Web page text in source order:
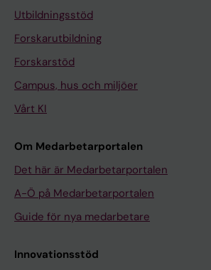
Utbildningsstöd
Forskarutbildning
Forskarstöd
Campus, hus och miljöer
Vårt KI
Om Medarbetarportalen
Det här är Medarbetarportalen
A-Ö på Medarbetarportalen
Guide för nya medarbetare
Innovationsstöd